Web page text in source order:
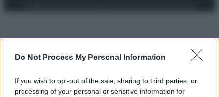
Do Not Process My Personal Information
If you wish to opt-out of the sale, sharing to third parties, or
processing of your personal or sensitive information for